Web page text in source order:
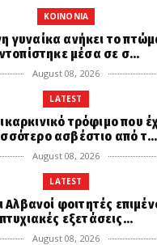
KOINONIA
γυναίκα ανήκει το
μέσα σε σ...
August 08, 2026
LATEST
τρόφιμο που
ασβέστιο από τ...
August 08, 2026
LATEST
Αλβανοί φοιτητές
εξετάσεις...
August 08, 2026